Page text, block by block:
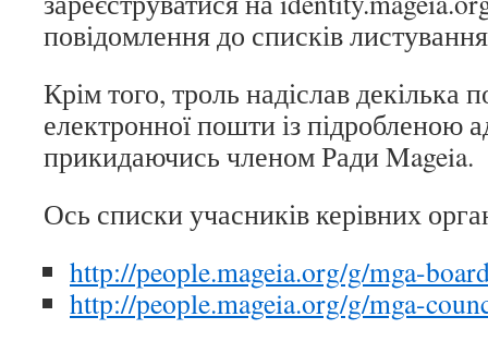
повідомлення до списків
Крім того, троль надіслав декілька
електронної пошти із підробленою
прикидаючись членом Ради Mageia.
Ось списки учасників керівних
http://people.mageia.org/g/mga-
http://people.mageia.org/g/mga-